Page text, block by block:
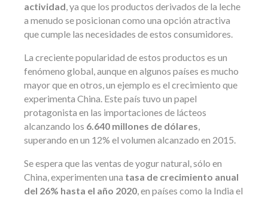
actividad, ya que los productos derivados de la leche
a menudo se posicionan como una opción atractiva
que cumple las necesidades de estos consumidores.
La creciente popularidad de estos productos es un
fenómeno global, aunque en algunos países es mucho
mayor que en otros, un ejemplo es el crecimiento que
experimenta China. Este país tuvo un papel
protagonista en las importaciones de lácteos
alcanzando los 6.640 millones de dólares,
superando en un 12% el volumen alcanzado en 2015.
Se espera que las ventas de yogur natural, sólo en
China, experimenten una tasa de crecimiento anual
del 26% hasta el año 2020, en países como la India el